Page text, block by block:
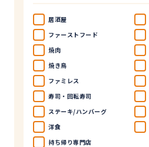
居酒屋
ファーストフード
焼肉
焼き鳥
ファミレス
寿司・回転寿司
ステーキ/ハンバーグ
洋食
持ち帰り専門店